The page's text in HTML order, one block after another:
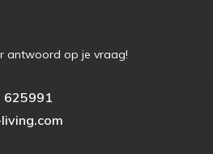
antwoord op je vraag!
625991